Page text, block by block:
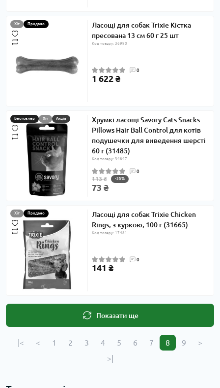
Хіт Продано
Ласощі для собак Trixie Кістка
пресована 13 см 60 г 25 шт
Код товару: 36990
0
1 622 ₴
Бестселер Хіт Акція
Хрумкі ласощі Savory Cats Snacks
Pillows Hair Ball Control для котів
подушечки для виведення шерсті
60 г (31485)
Код товару: 34847
0
113 ₴ -35%
73 ₴
Хіт Продано
Ласощі для собак Trixie Chicken
Rings, з куркою, 100 г (31665)
Код товару: 17481
0
141 ₴
Показати ще
|< < 1 2 3 4 5 6 7 8 9
>
>|